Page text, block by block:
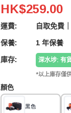
A-MoDe
HK$259.00
運費: 自取免費
保養: 1 年保養
庫存: 深水埗: 有
*以上庫存僅
顏色
黑色